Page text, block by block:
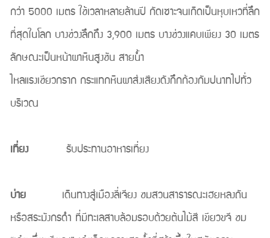
กว่า 5000 เมตร ใช้เวลาหลายล้านปี กัดเซาะจนเกิดเป็นหุบเหวที่ลึก
ที่สุดในโลก บางช่วงลึกถึง 3,900 เมตร บางช่วงแคบเพียง 30 เมตร
ลักษณะเป็นหน้าผาหินสูงชัน สายน้ำ
ไหลแรงเชียวกราก กระแทกหินผาส่งเสียงดังกึกก้องกัมปนาทไปทั่ว
บริเวณ
เที่ยงรับประทานอาหารเที่ยง
บ่าย เดินทางสู่เมืองลี่เจียง ชมสวนสาธารณะเฮยหลงถัน
หรือสระมังกรดำ ที่มีทะเลสาบล้อมรอบด้วยต้นไม้สี เขียวขจี ชม